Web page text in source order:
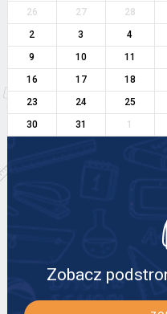
26 27 28
2
3 4
9
10 11
16
17 18
23
24 25
30
31 1
Zobacz